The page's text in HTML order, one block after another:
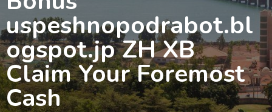
uspeshnopodrabot.bl
ogspot.jp ZH XB
Claim Your Foremost
Cash